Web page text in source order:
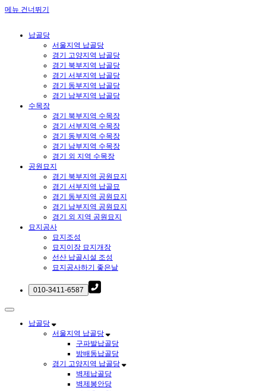
메뉴 건너뛰기
납골당
서울지역 납골당
경기 고양지역 납골당
경기 북부지역 납골당
경기 서부지역 납골당
경기 동부지역 납골당
경기 남부지역 납골당
수목장
경기 북부지역 수목장
경기 서부지역 수목장
경기 동부지역 수목장
경기 남부지역 수목장
경기 외 지역 수목장
공원묘지
경기 북부지역 공원묘지
경기 서부지역 납골묘
경기 동부지역 공원묘지
경기 남부지역 공원묘지
경기 외 지역 공원묘지
묘지공사
묘지조성
묘지이장 묘지개장
선산 납골시설 조성
묘지공사하기 좋은날
납골당
서울지역 납골당
구파발납골당
방배동납골당
경기 고양지역 납골당
벽제납골당
벽제봉안당